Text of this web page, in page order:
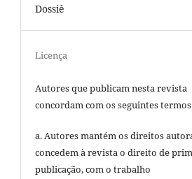
Dossiê
Licença
Autores que publicam nesta revista
concordam com os seguintes
a. Autores mantém os direitos
concedem à revista o direito de
publicação, com o trabalho